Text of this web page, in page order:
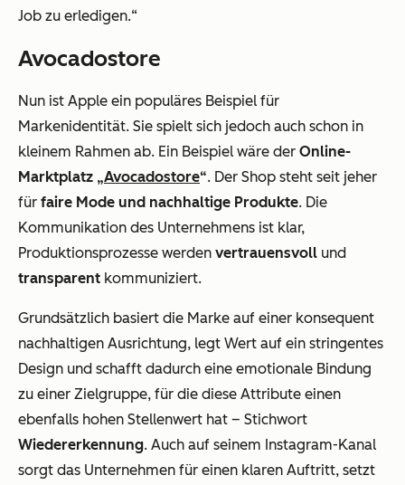
Job zu erledigen.“
Avocadostore
Nun ist Apple ein populäres Beispiel für
Markenidentität. Sie spielt sich jedoch auch schon in
kleinem Rahmen ab. Ein Beispiel wäre der Online-
Marktplatz „Avocadostore“. Der Shop steht seit jeher
für faire Mode und nachhaltige Produkte. Die
Kommunikation des Unternehmens ist klar,
Produktionsprozesse werden vertrauensvoll und
transparent kommuniziert.
Grundsätzlich basiert die Marke auf einer konsequent
nachhaltigen Ausrichtung, legt Wert auf ein stringentes
Design und schafft dadurch eine emotionale Bindung
zu einer Zielgruppe, für die diese Attribute einen
ebenfalls hohen Stellenwert hat – Stichwort
Wiedererkennung. Auch auf seinem Instagram-Kanal
sorgt das Unternehmen für einen klaren Auftritt, setzt